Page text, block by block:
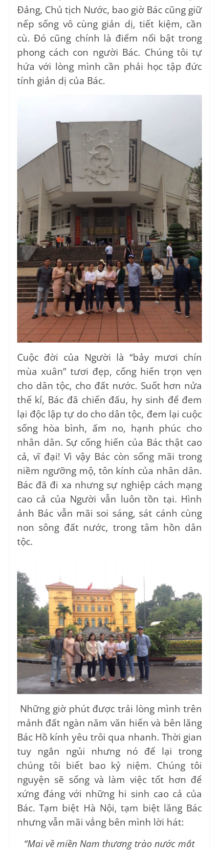
Đảng, Chủ tịch Nước, bao giờ Bác cũng giữ
nếp sống vô cùng giản dị, tiết kiệm, cần
cù. Đó cũng chính là điểm nổi bật trong
phong cách con người Bác. Chúng tôi tự
hứa với lòng mình cần phải học tập đức
tính giản dị của Bác.
Cuộc đời của Người là “bảy mươi chín
mùa xuân” tươi đẹp, cống hiến trọn vẹn
cho dân tộc, cho đất nước. Suốt hơn nửa
thế kỉ, Bác đã chiến đấu, hy sinh để đem
lại độc lập tự do cho dân tộc, đem lại cuộc
sống hòa bình, ấm no, hạnh phúc cho
nhân dân. Sự cống hiến của Bác thật cao
cả, vĩ đại! Vì vậy Bác còn sống mãi trong
niềm ngưỡng mộ, tôn kính của nhân dân.
Bác đã đi xa nhưng sự nghiệp cách mạng
cao cả của Người vẫn luôn tồn tại. Hình
ảnh Bác vẫn mãi soi sáng, sát cánh cùng
non sông đất nước, trong tâm hồn dân
tộc.
Những giờ phút được trải lòng mình trên
mảnh đất ngàn năm văn hiến và bên lăng
Bác Hồ kính yêu trôi qua nhanh. Thời gian
tuy ngắn ngủi nhưng nó để lại trong
chúng tôi biết bao kỷ niệm. Chúng tôi
nguyện sẽ sống và làm việc tốt hơn để
xứng đáng với những hi sinh cao cả của
Bác. Tạm biệt Hà Nội, tạm biệt lăng Bác
nhưng vẫn mãi vẳng bên mình lời hát:
“Mai về miền Nam thương trào nước mắt